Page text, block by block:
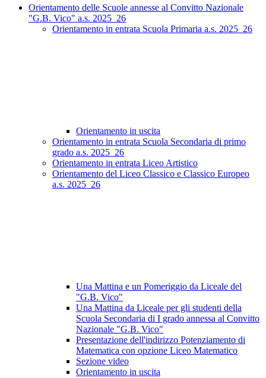
Orientamento delle Scuole annesse al Convitto Nazionale
"G.B. Vico" a.s. 2025_26
Orientamento in entrata Scuola Primaria a.s. 2025_26
Orientamento in uscita
Orientamento in entrata Scuola Secondaria di primo
grado a.s. 2025_26
Orientamento in entrata Liceo Artistico
Orientamento del Liceo Classico e Classico Europeo
a.s. 2025_26
Una Mattina e un Pomeriggio da Liceale del
"G.B. Vico"
Una Mattina da Liceale per gli studenti della
Scuola Secondaria di I grado annessa al Convitto
Nazionale "G.B. Vico"
Presentazione dell'indirizzo Potenziamento di
Matematica con opzione Liceo Matematico
Sezione video
Orientamento in uscita